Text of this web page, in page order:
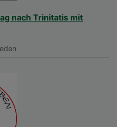
nach Trinitatis mit